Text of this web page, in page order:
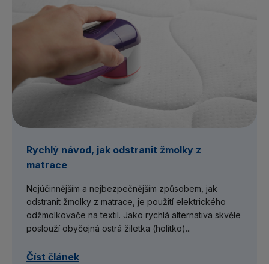
Rychlý návod, jak odstranit žmolky z
matrace
Nejúčinnějším a nejbezpečnějším způsobem, jak
odstranit žmolky z matrace, je použití elektrického
odžmolkovače na textil. Jako rychlá alternativa skvěle
poslouží obyčejná ostrá žiletka (holítko)...
Číst článek